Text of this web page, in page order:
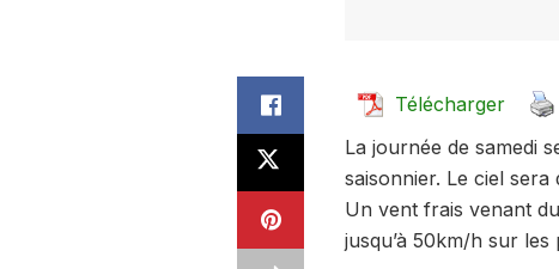
Télécharger
La journée de samedi
saisonnier. Le ciel
Un vent frais venant
jusqu’à 50km/h sur les